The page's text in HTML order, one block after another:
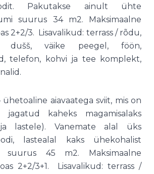
Pakutakse ainult ühte
suurus 34 m2. Maksimaalne
2+2/3. Lisavalikud: terrass / rõdu,
dušš, väike peegel, föön,
telefon, kohvi ja tee komplekt,
ühetoaline aiavaatega sviit, mis on
jagatud kaheks magamisalaks
lastele). Vanemate alal üks
lastealal kaks ühekohalist
suurus 45 m2. Maksimaalne
2+2/3+1. Lisavalikud: terrass /